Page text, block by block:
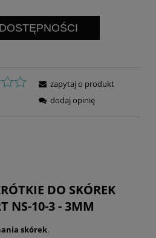
zapytaj o produkt
dodaj opinię
DO SKÓREK
NS-10-3 - 3MM
skórek.